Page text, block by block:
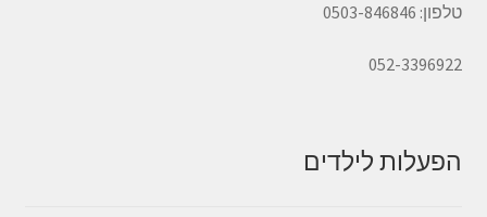
טלפון: 0503-846846
052-3396922
הפעלות לילדים